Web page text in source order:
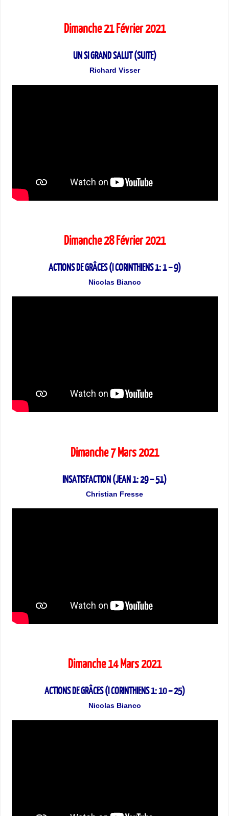
Dimanche 21 Février 2021
UN SI GRAND SALUT (SUITE)
Richard Visser
Dimanche 28 Février 2021
ACTIONS DE GRÂCES (I CORINTHIENS 1: 1 – 9)
Nicolas Bianco
Dimanche 7 Mars 2021
INSATISFACTION (JEAN 1: 29 – 51)
Christian Fresse
Dimanche 14 Mars 2021
ACTIONS DE GRÂCES (I CORINTHIENS 1: 10 – 25)
Nicolas Bianco